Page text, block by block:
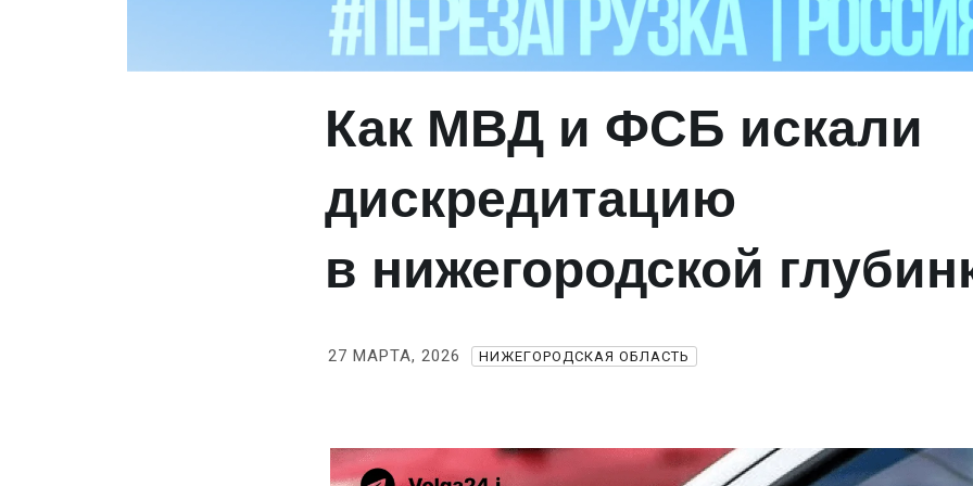
Как МВД и ФСБ искали
дискредитацию
в нижегородской
27 МАРТА, 2026 НИЖЕГОРОДСКАЯ ОБЛАСТЬ